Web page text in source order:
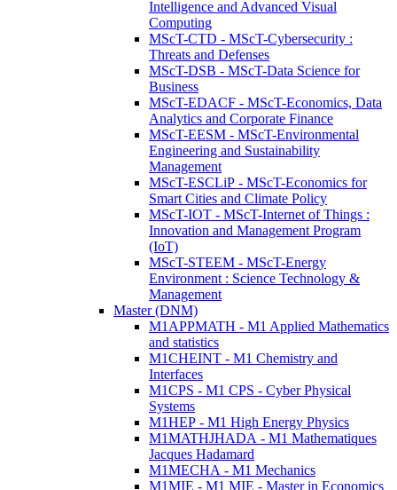
Intelligence and Advanced Visual
Computing
MScT-CTD - MScT-Cybersecurity :
Threats and Defenses
MScT-DSB - MScT-Data Science for
Business
MScT-EDACF - MScT-Economics, Data
Analytics and Corporate Finance
MScT-EESM - MScT-Environmental
Engineering and Sustainability
Management
MScT-ESCLiP - MScT-Economics for
Smart Cities and Climate Policy
MScT-IOT - MScT-Internet of Things :
Innovation and Management Program
(IoT)
MScT-STEEM - MScT-Energy
Environment : Science Technology &
Management
Master (DNM)
M1APPMATH - M1 Applied Mathematics
and statistics
M1CHEINT - M1 Chemistry and
Interfaces
M1CPS - M1 CPS - Cyber Physical
Systems
M1HEP - M1 High Energy Physics
M1MATHJHADA - M1 Mathematiques
Jacques Hadamard
M1MECHA - M1 Mechanics
M1MIE - M1 MIE - Master in Economics